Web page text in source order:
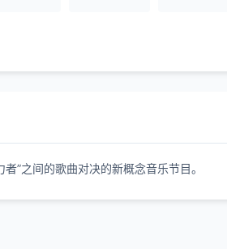
”之间的歌曲对决的新概念音乐节目。